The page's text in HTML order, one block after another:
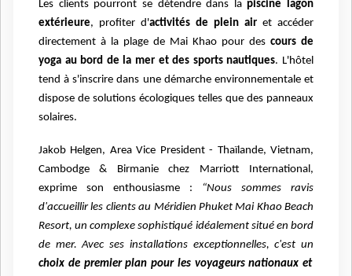
Les clients pourront se détendre dans lapiscine lagon
extérieure, profiter d'activités de plein air et accéder
directement à la plage de Mai Khao pour des cours de
yoga au bord de la mer et des sports nautiques. L'hôtel
tend à s'inscrire dans une démarche environnementale et
dispose de solutions écologiques telles que des panneaux
solaires.
Jakob Helgen, Area Vice President - Thaïlande, Vietnam,
Cambodge & Birmanie chez Marriott International,
exprime son enthousiasme :
“Nous sommes ravis
d'accueillir les clients au Méridien Phuket Mai Khao Beach
Resort, un complexe sophistiqué idéalement situé en bord
de mer. Avec ses installations exceptionnelles, c'est un
choix de premier plan pour les voyageurs nationaux et